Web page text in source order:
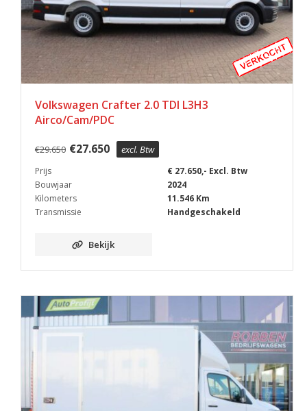
Volkswagen Crafter 2.0 TDI L3H3
Airco/Cam/PDC
€29.650 €27.650 excl. Btw
Prijs
€ 27.650,- Excl. Btw
Bouwjaar
2024
Kilometers
11.546 Km
Transmissie
Handgeschakeld
Bekijk